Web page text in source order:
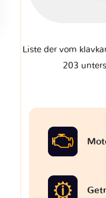
Liste der vom
203